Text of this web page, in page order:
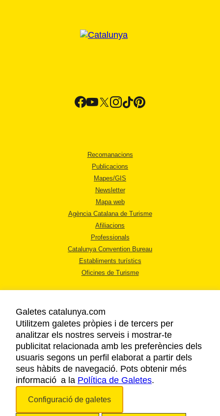
Recomanacions
Publicacions
Mapes/GIS
Newsletter
Mapa web
Agència Catalana de Turisme
Afiliacions
Professionals
Catalunya Convention Bureau
Establiments turístics
Oficines de Turisme
AVÍS LEGAL
POLÍTICA DE PRIVACITAT
COOKIES
ACCESSIBILITAT
Galetes catalunya.com
Utilitzem galetes pròpies i de tercers per
analitzar els nostres serveis i mostrar-te
publicitat relacionada amb les preferències dels
usuaris segons un perfil elaborat a partir dels
seus hàbits de navegació. Pots obtenir més
informació a la Política de Galetes.
Configuració de galetes